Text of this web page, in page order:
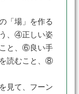
「場」を作る
、④正しい姿
と、⑥良い手
読むこと、⑧
見て、フーン